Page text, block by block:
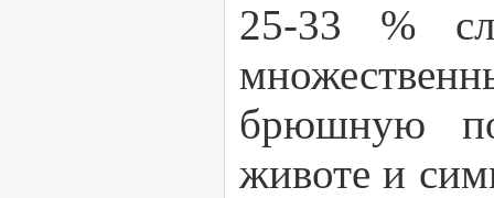
25-33 %
брюшную
животе и